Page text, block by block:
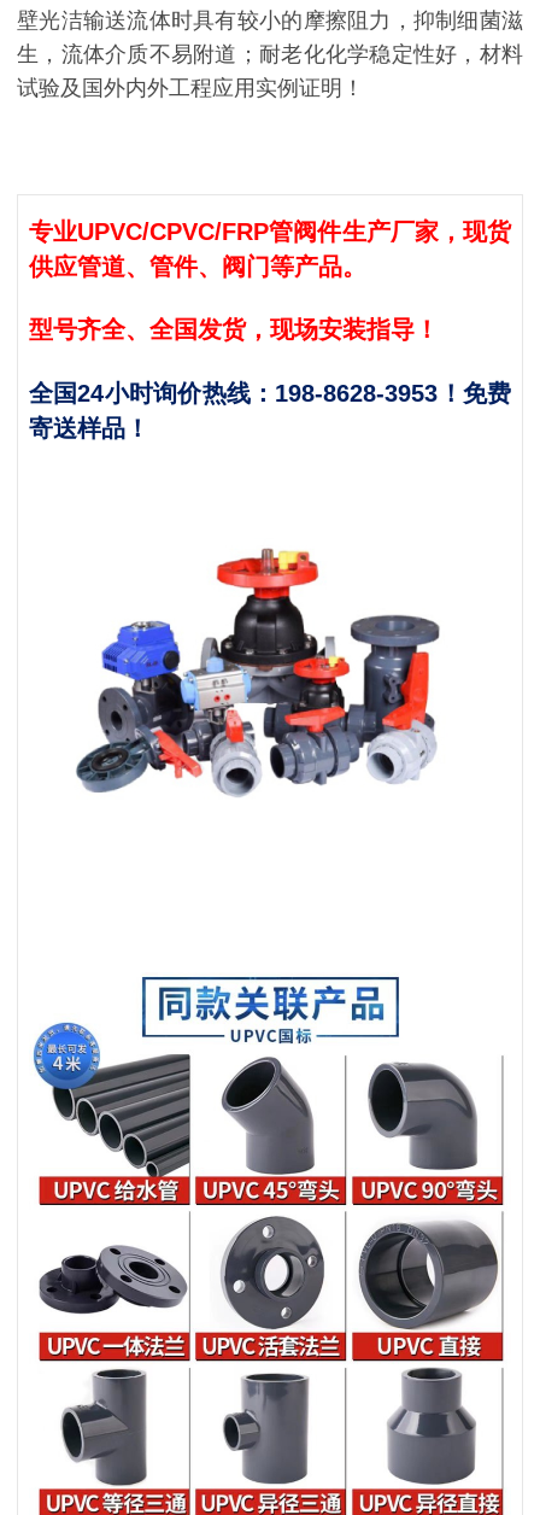
壁光洁输送流体时具有较小的摩擦阻力，抑制细菌滋
生，流体介质不易附道；耐老化化学稳定性好，材料
试验及国外内外工程应用实例证明！
专业UPVC/CPVC/FRP管阀件生产厂家，现货
供应管道、管件、阀门等产品。
型号齐全、全国发货，现场安装指导！
全国24小时询价热线：198-8628-3953！免费
寄送样品！